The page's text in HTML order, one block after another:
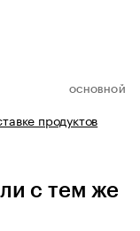
ОСНОВНОЙ
продуктов
с тем же